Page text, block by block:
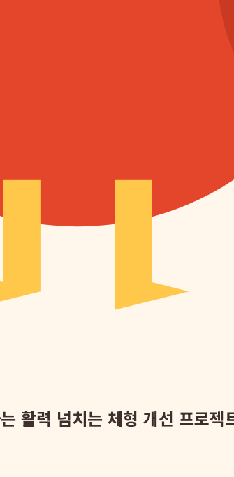
활력 넘치는 체형 개선 프로젝